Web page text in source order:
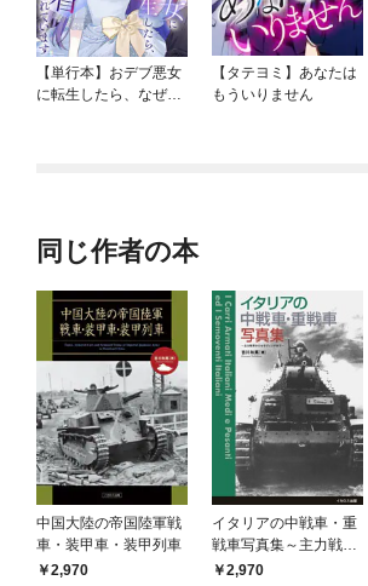
【単行本】おデブ悪女
に転生したら、なぜか
【タテヨミ】あなたは
もういりません
同じ作者の本
中国大陸の帝国陸軍戦
車・装甲⾞・装甲列車
2,970
イタリアの中戦車・重
戦車写真集～主力戦車
からセモヴェンテまで
2,970